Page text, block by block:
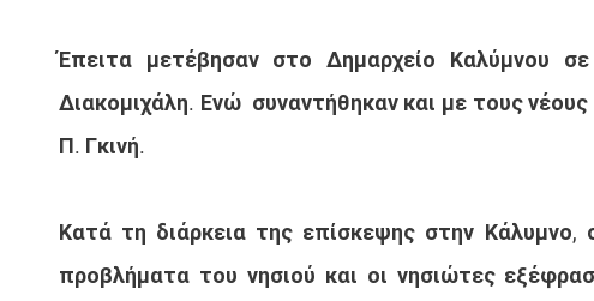
Έπειτα μετέβησαν στο Δημαρχείο Καλύμνου
Διακομιχάλη. Ενώ  συναντήθηκαν και με τους
Π. Γκινή.
Κατά τη διάρκεια της επίσκεψης στην Κάλυμνο,
προβλήματα του νησιού και οι νησιώτες